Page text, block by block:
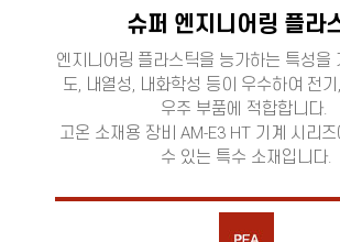
슈퍼 엔지니어링 플라
엔지니어링 플라스틱을 능가하는 특성을
도, 내열성, 내화학성 등이 우수하여 전
우주 부품에 적합합니다.
고온 소재용 장비 AM-E3 HT 기계 시리
수 있는 특수 소재입니다.